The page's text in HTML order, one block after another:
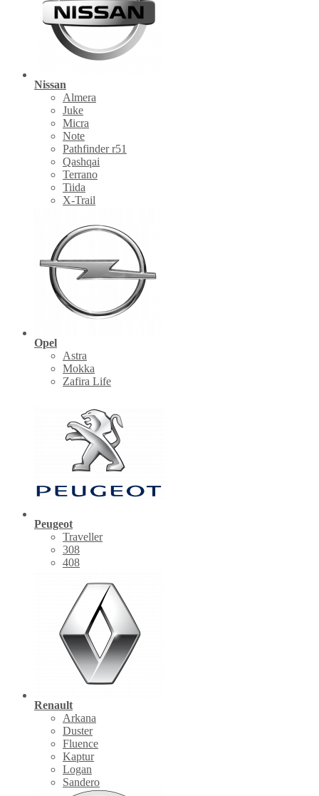
Nissan
Almera
Juke
Micra
Note
Pathfinder r51
Qashqai
Terrano
Tiida
X-Trail
Opel
Astra
Mokka
Zafira Life
Peugeot
Traveller
308
408
Renault
Arkana
Duster
Fluence
Kaptur
Logan
Sandero